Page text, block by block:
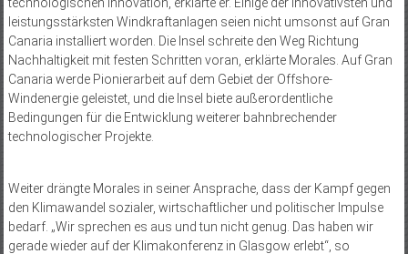
leistungsstärksten Windkraftanlagen seien nicht umsonst auf Gran
Canaria installiert worden. Die Insel schreite den Weg Richtung
Nachhaltigkeit mit festen Schritten voran, erklärte Morales. Auf Gran
Canaria werde Pionierarbeit auf dem Gebiet der Offshore-
Windenergie geleistet, und die Insel biete außerordentliche
Bedingungen für die Entwicklung weiterer bahnbrechender
technologischer Projekte.
Weiter drängte Morales in seiner Ansprache, dass der Kampf gegen
den Klimawandel sozialer, wirtschaftlicher und politischer Impulse
bedarf. „Wir sprechen es aus und tun nicht genug. Das haben wir
gerade wieder auf der Klimakonferenz in Glasgow erlebt“, so